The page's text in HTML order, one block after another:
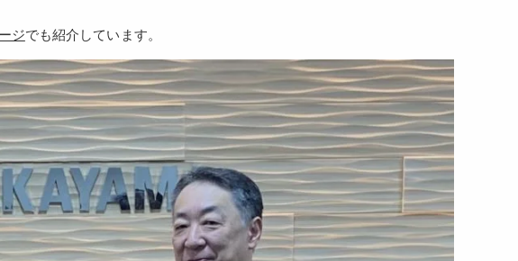
ジでも紹介しています。